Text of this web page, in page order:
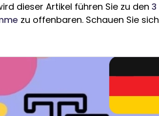
dieser Artikel führen Sie zu den
zu offenbaren. Schauen Sie